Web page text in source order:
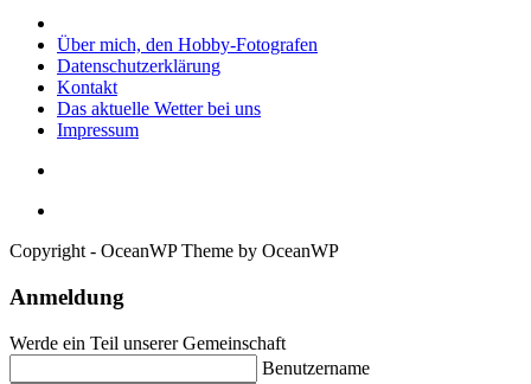
Über mich, den Hobby-Fotografen
Datenschutzerklärung
Kontakt
Das aktuelle Wetter bei uns
Impressum
Copyright - OceanWP Theme by OceanWP
Anmeldung
Werde ein Teil unserer Gemeinschaft
Benutzername